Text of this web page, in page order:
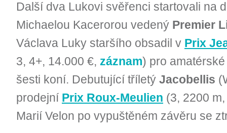
Další dva Lukovi svěřenci startovali na
Michaelou Kacerorou vedený Premier
Václava Luky staršího obsadil v Prix
3, 4+, 14.000 €, záznam) pro
šesti koní. Debutující tříletý Jacobellis
prodejní Prix Roux-Meulien (3, 2200
Marií Velon po vypuštěném závěru se